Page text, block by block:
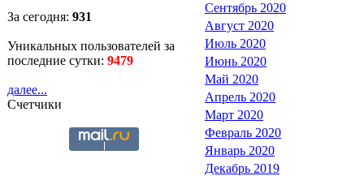
За сегодня: 931
Уникальных пользователей за
последние сутки: 9479
далее...
Счетчики
Сентябрь 2020
Август 2020
Июль 2020
Июнь 2020
Май 2020
Апрель 2020
Март 2020
Февраль 2020
Январь 2020
Декабрь 2019